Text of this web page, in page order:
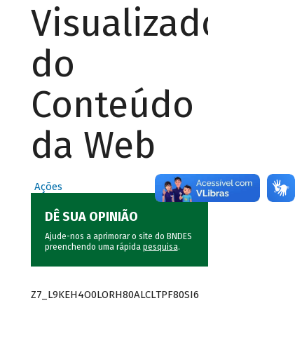
Visualizador
do
Conteúdo
da Web
Ações
DÊ SUA OPINIÃO
Ajude-nos a aprimorar o site do BNDES
preenchendo uma rápida pesquisa.
Z7_L9KEH4O0LORH80ALCLTPF80SI6